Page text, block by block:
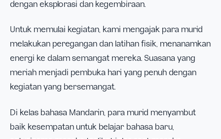
dengan eksplorasi dan kegembiraan.
Untuk memulai kegiatan, kami mengajak para murid
melakukan peregangan dan latihan fisik, menanamkan
energi ke dalam semangat mereka. Suasana yang
meriah menjadi pembuka hari yang penuh dengan
kegiatan yang bersemangat.
Di kelas bahasa Mandarin, para murid menyambut
baik kesempatan untuk belajar bahasa baru,